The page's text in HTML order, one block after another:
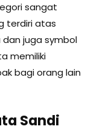
sangat
terdiri atas
dan juga symbol
memiliki
bagi orang lain
Sandi